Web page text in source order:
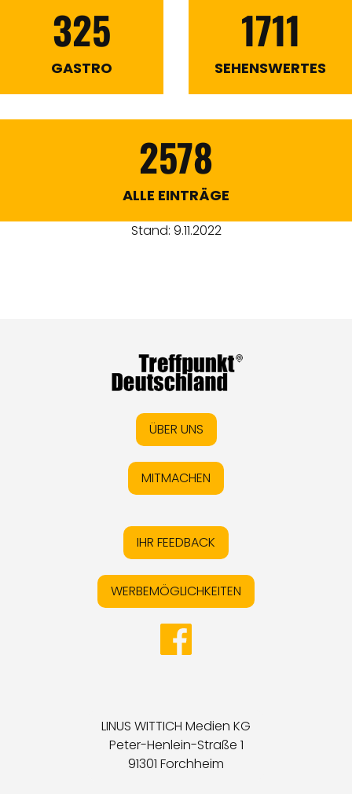
325
GASTRO
1711
SEHENSWERTES
2578
ALLE EINTRÄGE
Stand: 9.11.2022
ÜBER UNS
MITMACHEN
IHR FEEDBACK
WERBEMÖGLICHKEITEN
LINUS WITTICH Medien KG
Peter-Henlein-Straße 1
91301 Forchheim